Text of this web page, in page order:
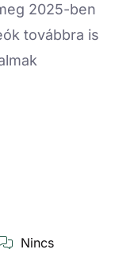
2025-ben
továbbra is
Nincs